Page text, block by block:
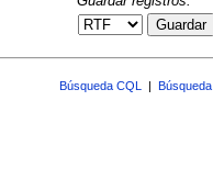
Guardar
Búsqueda CQL